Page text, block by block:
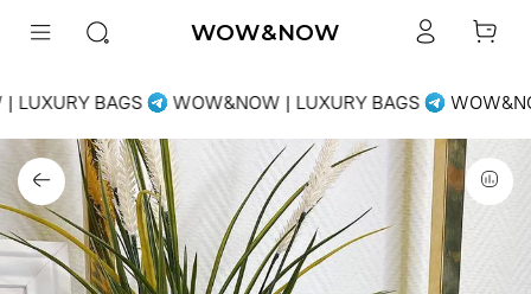
WOW&NOW
LUXURY BAGS WOW&NOW | LUXURY BAGS